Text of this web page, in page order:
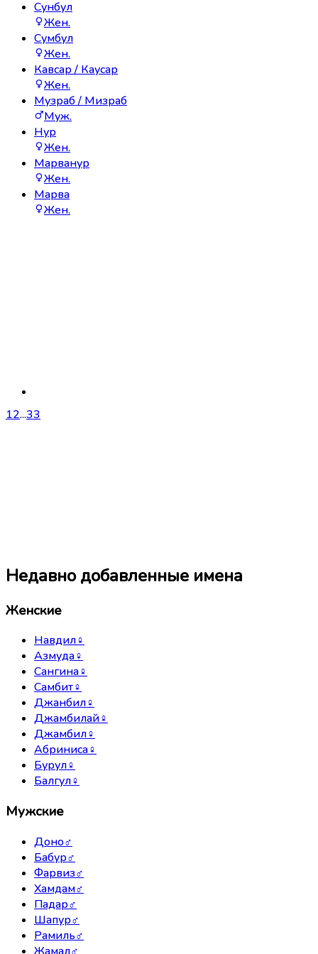
Сунбул
Жен.
Сумбул
Жен.
Кавсар / Каусар
Жен.
Музраб / Мизраб
Муж.
Нур
Жен.
Марванур
Жен.
Марва
Жен.
12...33
Недавно добавленные имена
Женские
Навдил♀
Азмуда♀
Сангина♀
Самбит♀
Джанбил♀
Джамбилай♀
Джамбил♀
Абриниса♀
Бурул♀
Балгул♀
Мужские
Доно♂
Бабур♂
Фарвиз♂
Хамдам♂
Падар♂
Шапур♂
Рамиль♂